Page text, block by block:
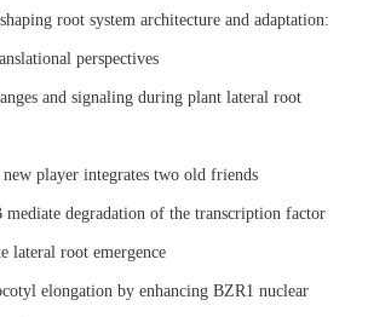
root system architecture and adaptation:
perspectives
and signaling during plant lateral root
player integrates two old friends
degradation of the transcription factor
lateral root emergence
elongation by enhancing BZR1 nuclear